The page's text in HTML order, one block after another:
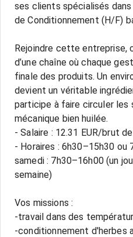
ses clients spécialisés dans
de Conditionnement (H/F)
Rejoindre cette entreprise,
d’une chaîne où chaque
finale des produits. Un
devient un véritable
participe à faire circuler les
mécanique bien huilée.
- Salaire : 12.31 EUR/brut
- Horaires : 6h30–15h30 ou
samedi : 7h30–16h00 (un
semaine)
Vos missions :
-travail dans des
-conditionnement d'herbes